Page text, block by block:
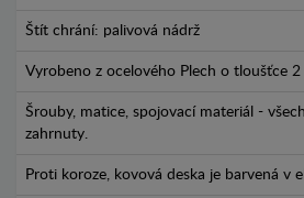
Štít chrání: palivová nádrž
Vyrobeno z ocelového Plech o tloušťce 2
Šrouby, matice, spojovací materiál -
zahrnuty.
Proti koroze, kovová deska je barvená v